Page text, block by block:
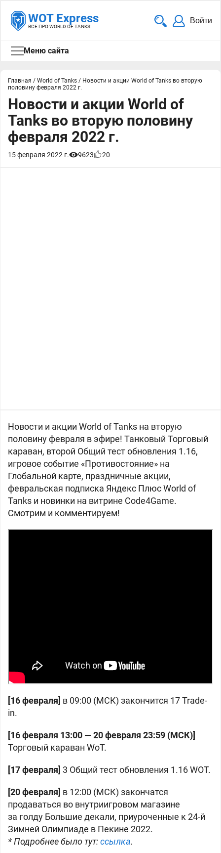
WOT Express
ВСЁ ПРО WORLD OF TANKS
Войти
Меню сайта
Главная / World of Tanks / Новости и акции World of Tanks во вторую
половину февраля 2022 г.
Новости и акции World of
Tanks во вторую половину
февраля 2022 г.
15 февраля 2022 г. 9623 20
Новости и акции World of Tanks на вторую
половину февраля в эфире! Танковый Торговый
караван, второй Общий тест обновления 1.16,
игровое событие «Противостояние» на
Глобальной карте, праздничные акции,
февральская подписка Яндекс Плюс World of
Tanks и новинки на витрине Code4Game.
Смотрим и комментируем!
[16 февраля] в 09:00 (МСК) закончится 17 Trade-
in.
[16 февраля 13:00 — 20 февраля 23:59 (МСК)]
Торговый караван WoT.
[17 февраля] 3 Общий тест обновления 1.16 WOT.
[20 февраля] в 12:00 (МСК) закончатся
продаваться во внутриигровом магазине
за голду Большие декали, приуроченные к 24-й
Зимней Олимпиаде в Пекине 2022.
* Подробнее было тут:ссылка.